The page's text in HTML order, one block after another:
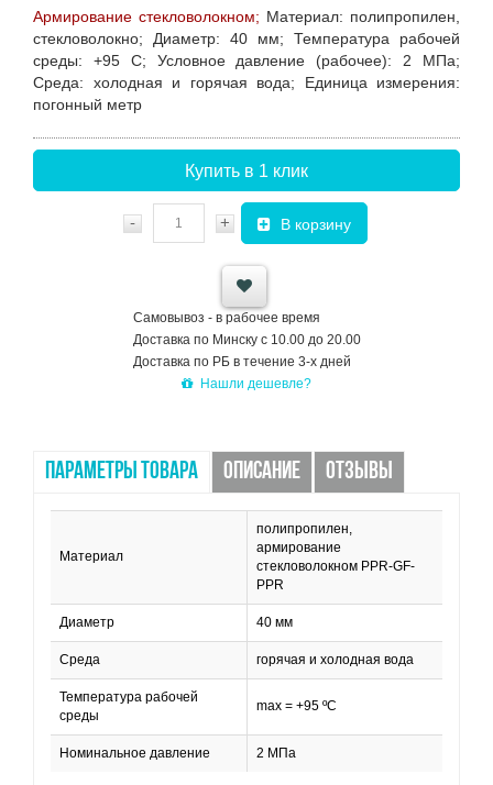
Армирование стекловолокном; Материал: полипропилен,
стекловолокно; Диаметр: 40 мм; Температура рабочей
среды: +95 C; Условное давление (рабочее): 2 МПа;
Среда: холодная и горячая вода; Единица измерения:
погонный метр
Купить в 1 клик
- + В корзину
Самовывоз - в рабочее время
Доставка по Минску с 10.00 до 20.00
Доставка по РБ в течение 3-х дней
Нашли дешевле?
ПАРАМЕТРЫ ТОВАРА ОПИСАНИЕ ОТЗЫВЫ
Материал
полипропилен,
армирование
стекловолокном PPR-GF-
PPR
Диаметр 40 мм
Среда горячая и холодная вода
Температура рабочей
среды
max = +95 ºC
Номинальное давление 2 МПа